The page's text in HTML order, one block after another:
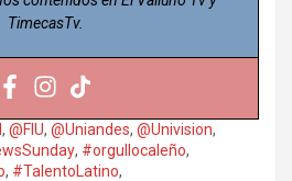
TimecasTv.
, @FIU, @Uniandes, @Univision,
, #orgullocaleño,
, #TalentoLatino,